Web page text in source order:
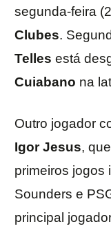
segunda-feira
Clubes.
Telles está
Cuiabano na
Outro jogador
Igor Jesus,
primeiros jogos
Sounders e
principal